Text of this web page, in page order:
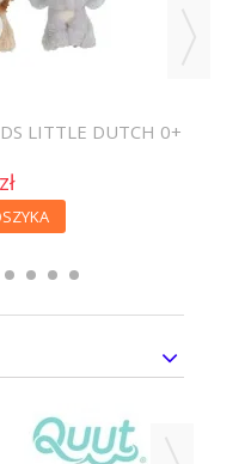
LITTLE DUTCH 0+